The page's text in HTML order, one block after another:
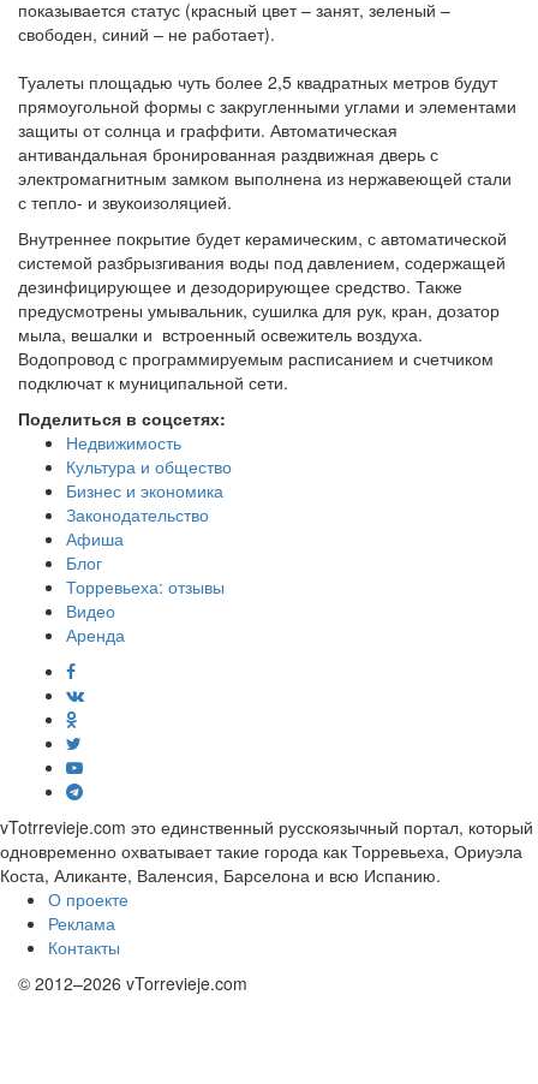
показывается статус (красный цвет – занят, зеленый –
свободен, синий – не работает).
Туалеты площадью чуть более 2,5 квадратных метров будут
прямоугольной формы с закругленными углами и элементами
защиты от солнца и граффити. Автоматическая
антивандальная бронированная раздвижная дверь с
электромагнитным замком выполнена из нержавеющей стали
с тепло- и звукоизоляцией.
Внутреннее покрытие будет керамическим, с автоматической
системой разбрызгивания воды под давлением, содержащей
дезинфицирующее и дезодорирующее средство. Также
предусмотрены умывальник, сушилка для рук, кран, дозатор
мыла, вешалки и встроенный освежитель воздуха.
Водопровод с программируемым расписанием и счетчиком
подключат к муниципальной сети.
Поделиться в соцсетях:
Недвижимость
Культура и общество
Бизнес и экономика
Законодательство
Афиша
Блог
Торревьеха: отзывы
Видео
Аренда
vTotrrevieje.com это единственный русскоязычный портал, который
одновременно охватывает такие города как Торревьеха, Ориуэла
Коста, Аликанте, Валенсия, Барселона и всю Испанию.
О проекте
Реклама
Контакты
© 2012–2026 vTorrevieje.com